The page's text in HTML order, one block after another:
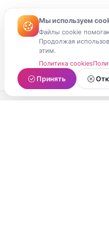
Мы используем
Файлы cookie
Продолжая
этим.
Политика cookies
Принять